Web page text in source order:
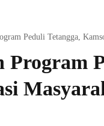
Peduli Tetangga,